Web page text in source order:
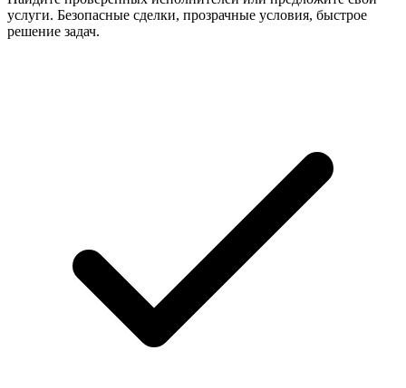
услуги. Безопасные сделки, прозрачные условия, быстрое
решение задач.